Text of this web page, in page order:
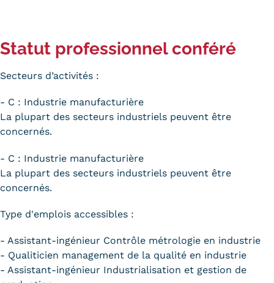
Statut professionnel conféré
Secteurs d’activités :
- C : Industrie manufacturière
La plupart des secteurs industriels peuvent être
concernés.
- C : Industrie manufacturière
La plupart des secteurs industriels peuvent être
concernés.
Type d'emplois accessibles :
- Assistant-ingénieur Contrôle métrologie en industrie
- Qualiticien management de la qualité en industrie
- Assistant-ingénieur Industrialisation et gestion de